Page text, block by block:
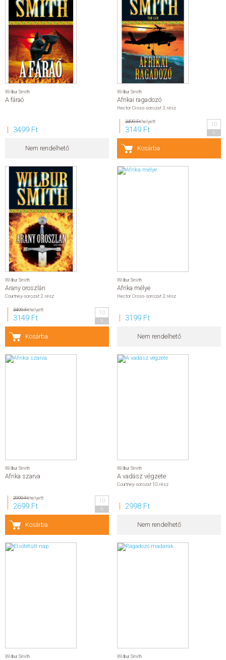
Wilbur Smith
A fáraó
3499 Ft
Nem rendelhető
Wilbur Smith
Afrikai ragadozó
Hector Cross-sorozat 3. rész
3499 Fthelyett
3149 Ft
10
Kosárba
Wilbur Smith
Arany oroszlán
Courtney-sorozat 2. rész
3499 Fthelyett
3149 Ft
10
Kosárba
Wilbur Smith
Afrika mélye
Hector Cross-sorozat 2. rész
3199 Ft
Nem rendelhető
Wilbur Smith
Afrika szarva
2999 Fthelyett
2699 Ft
10
Kosárba
Wilbur Smith
A vadász végzete
Courtney-sorozat 10. rész
2998 Ft
Nem rendelhető
Wilbur Smith Wilbur Smith